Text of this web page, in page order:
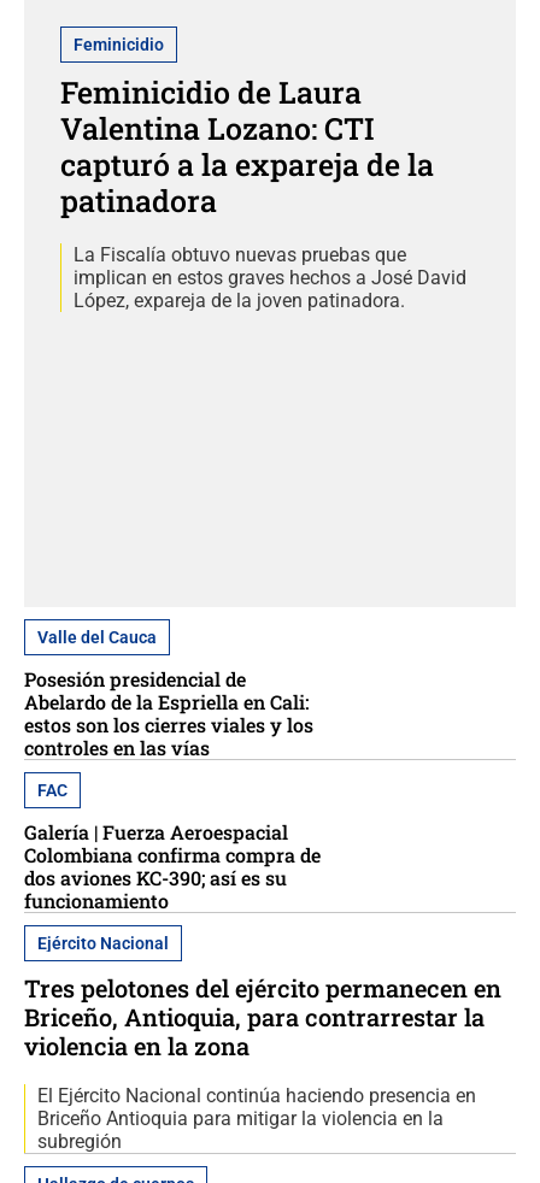
Feminicidio
Feminicidio de Laura
Valentina Lozano: CTI
capturó a la expareja de la
patinadora
La Fiscalía obtuvo nuevas pruebas que
implican en estos graves hechos a José David
López, expareja de la joven patinadora.
Valle del Cauca
Posesión presidencial de
Abelardo de la Espriella en Cali:
estos son los cierres viales y los
controles en las vías
FAC
Galería | Fuerza Aeroespacial
Colombiana confirma compra de
dos aviones KC-390; así es su
funcionamiento
Ejército Nacional
Tres pelotones del ejército permanecen en
Briceño, Antioquia, para contrarrestar la
violencia en la zona
El Ejército Nacional continúa haciendo presencia en
Briceño Antioquia para mitigar la violencia en la
subregión